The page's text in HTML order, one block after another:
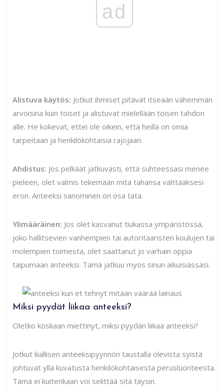
ad
Alistuva käytös: Jotkut ihmiset pitävät itseään vähemmän
arvoisina kuin toiset ja alistuvat mielellään toisen tahdon
alle. He kokevat, ettei ole oikein, että heillä on omia
tarpeitaan ja henkilökohtaisia ​​rajojaan.
Ahdistus: Jos pelkäät jatkuvasti, että suhteessasi menee
pieleen, olet valmis tekemään mitä tahansa välttääksesi
eron. Anteeksi sanominen on osa tätä.
Ylimääräinen: Jos olet kasvanut tiukassa ympäristössä,
joko hallitsevien vanhempien tai autoritaaristen koulujen tai
molempien toimesta, olet saattanut jo varhain oppia
taipumaan anteeksi. Tämä jatkuu myös sinun aikuisiässäsi.
Miksi pyydät liikaa anteeksi?
Oletko koskaan miettinyt, miksi pyydän liikaa anteeksi?
Jotkut liiallisen anteeksipyynnön taustalla olevista syistä
johtuvat yllä kuvatusta henkilökohtaisesta perusluonteesta.
Tämä ei kuitenkaan voi selittää sitä täysin.